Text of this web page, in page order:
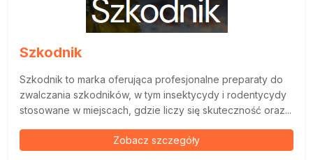
Szkodnik
Szkodnik to marka oferująca profesjonalne preparaty do
zwalczania szkodników, w tym insektycydy i rodentycydy
stosowane w miejscach, gdzie liczy się skuteczność oraz...
Zobacz szczegóły